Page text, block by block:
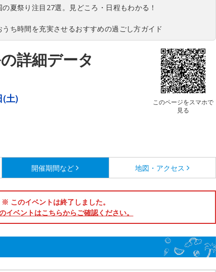
の夏祭り注目27選。見どころ・日程もわかる！
うち時間を充実させるおすすめの過ごし方ガイド
詳細データ
このページをスマホで
見る
(土)
開催期間など 地図・アクセス
※ このイベントは終了しました。
イベントはこちらからご確認ください。